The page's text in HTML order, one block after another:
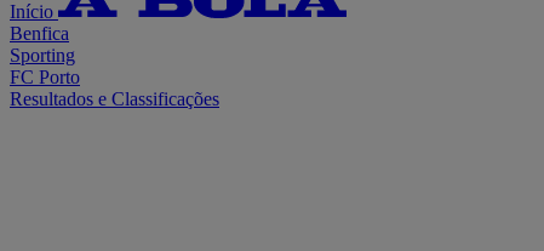
Início
Benfica
Sporting
FC Porto
Resultados e Classificações